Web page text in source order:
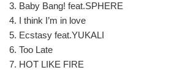
3. Baby Bang! feat.SPHERE
4. I think I’m in love
5. Ecstasy feat.YUKALI
6. Too Late
7. HOT LIKE FIRE